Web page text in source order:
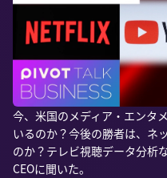
今、米国のメディア・エンタ
いるのか？今後の勝者は、ネ
のか？テレビ視聴データ分析
CEOに聞いた。